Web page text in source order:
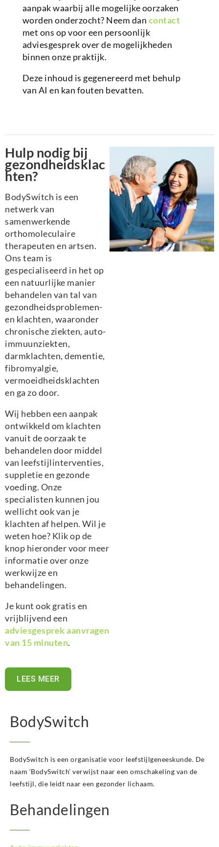
aanpak waarbij alle mogelijke oorzaken
worden onderzocht? Neem dan contact
met ons op voor een persoonlijk
adviesgesprek over de mogelijkheden
binnen onze praktijk.
Deze inhoud is gegenereerd met behulp
van AI en kan fouten bevatten.
Hulp nodig bij
gezondheidsklac
hten?
BodySwitch is een
netwerk van
samenwerkende
orthomoleculaire
therapeuten en artsen.
Ons team is
gespecialiseerd in het op
een natuurlijke manier
behandelen van tal van
gezondheidsproblemen-
en klachten, waaronder
chronische ziekten, auto-
immuunziekten,
darmklachten, dementie,
fibromyalgie,
vermoeidheidsklachten
en ga zo door.
Wij hebben een aanpak
ontwikkeld om klachten
vanuit de oorzaak te
behandelen door middel
van leefstijlinterventies,
suppletie en gezonde
voeding. Onze
specialisten kunnen jou
wellicht ook van je
klachten af helpen. Wil je
weten hoe? Klik op de
knop hieronder voor meer
informatie over onze
werkwijze en
behandelingen.
Je kunt ook gratis en
vrijblijvend een
adviesgesprek aanvragen
van 15 minuten.
LEES MEER
BodySwitch
BodySwitch is een organisatie voor leefstijlgeneeskunde. De
naam ‘BodySwitch’ verwijst naar een omschakeling van de
leefstijl, die leidt naar een gezonder lichaam.
Behandelingen